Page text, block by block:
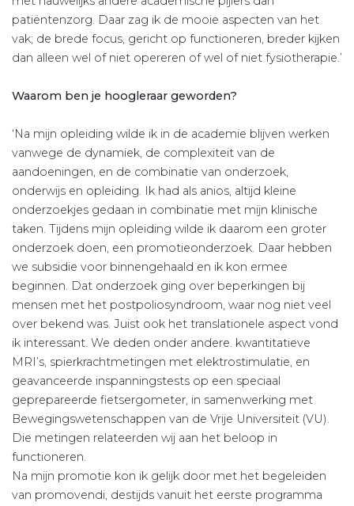
patiëntenzorg. Daar zag ik de mooie aspecten van het
vak; de brede focus, gericht op functioneren, breder kijken
dan alleen wel of niet opereren of wel of niet fysiotherapie.’
Waarom ben je hoogleraar geworden?
‘Na mijn opleiding wilde ik in de academie blijven werken
vanwege de dynamiek, de complexiteit van de
aandoeningen, en de combinatie van onderzoek,
onderwijs en opleiding. Ik had als anios, altijd kleine
onderzoekjes gedaan in combinatie met mijn klinische
taken. Tijdens mijn opleiding wilde ik daarom een groter
onderzoek doen, een promotieonderzoek. Daar hebben
we subsidie voor binnengehaald en ik kon ermee
beginnen. Dat onderzoek ging over beperkingen bij
mensen met het postpoliosyndroom, waar nog niet veel
over bekend was. Juist ook het translationele aspect vond
ik interessant. We deden onder andere. kwantitatieve
MRI’s, spierkrachtmetingen met elektrostimulatie, en
geavanceerde inspanningstests op een speciaal
geprepareerde fietsergometer, in samenwerking met
Bewegingswetenschappen van de Vrije Universiteit (VU).
Die metingen relateerden wij aan het beloop in
functioneren.
Na mijn promotie kon ik gelijk door met het begeleiden
van promovendi, destijds vanuit het eerste programma